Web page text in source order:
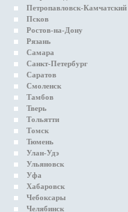
Петропавловск-Камчатский
Псков
Ростов-на-Дону
Рязань
Самара
Санкт-Петербург
Саратов
Смоленск
Тамбов
Тверь
Тольятти
Томск
Тюмень
Улан-Удэ
Ульяновск
Уфа
Хабаровск
Чебоксары
Челябинск